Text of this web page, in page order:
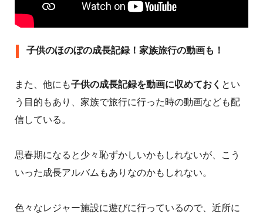
子供のほのぼの成長記録！家族旅行の動画も！
また、他にも子供の成長記録を動画に収めておく とい
う目的もあり、家族で旅行に行った時の動画なども配
信している。
思春期になると少々恥ずかしいかもしれないが、こう
いった成長アルバムもありなのかもしれない。
色々なレジャー施設に遊びに行っているので、近所に